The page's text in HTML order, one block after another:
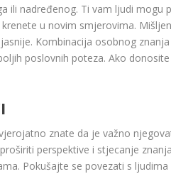
ili nadređenog. Ti vam ljudi mogu
u novim smjerovima.
Kombinacija osobnog
poslovnih poteza. Ako
znate da je važno
perspektive i stjecanje
Pokušajte se povezati s